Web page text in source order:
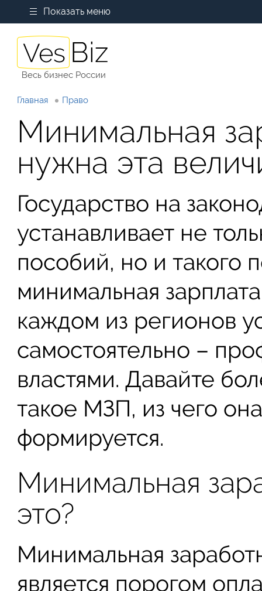
Показать меню
Весь бизнес России
Главная Право
Минимальная
нужна эта
Государство на
устанавливает не
пособий, но и такого
минимальная
каждом из регионов
самостоятельно –
властями. Давайте
такое МЗП, из чего
формируется.
Минимальная
это?
Минимальная
является порогом